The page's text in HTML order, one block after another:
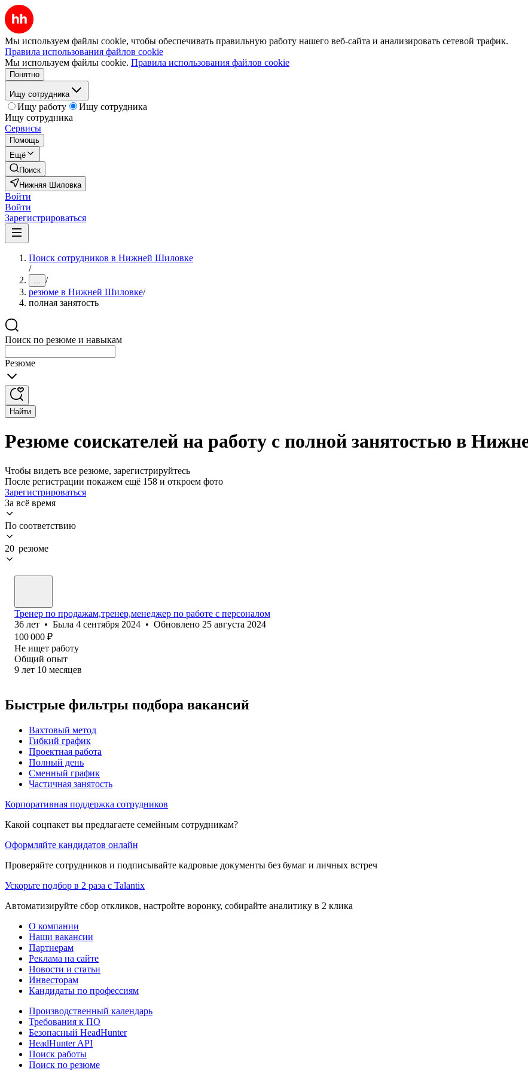
Мы используем файлы cookie, чтобы обеспечивать правильную работу нашего веб-сайта и анализировать сетевой трафик.
Правила использования файлов cookie
Мы используем файлы cookie. Правила использования файлов cookie
Понятно
Ищу сотрудника
Ищу работу
Ищу сотрудника
Ищу сотрудника
Сервисы
Помощь
Ещё
Поиск
Нижняя Шиловка
Войти
Войти
Зарегистрироваться
Поиск сотрудников в Нижней Шиловке
/
... /
резюме в Нижней Шиловке/
полная занятость
Поиск по резюме и навыкам
Резюме
Найти
Резюме соискателей на работу с полной занятостью в
Чтобы видеть все резюме, зарегистрируйтесь
После регистрации покажем ещё 158 и откроем фото
Зарегистрироваться
За всё время
По соответствию
20 резюме
Тренер по продажам,тренер,менеджер по работе с персоналом
36 лет • Была 4 сентября 2024 • Обновлено 25 августа 2024
100 000 ₽
Не ищет работу
Общий опыт
9 лет 10 месяцев
Быстрые фильтры подбора вакансий
Вахтовый метод
Гибкий график
Проектная работа
Полный день
Сменный график
Частичная занятость
Корпоративная поддержка сотрудников
Какой соцпакет вы предлагаете семейным сотрудникам?
Оформляйте кандидатов онлайн
Проверяйте сотрудников и подписывайте кадровые документы без бумаг и личных встреч
Ускорьте подбор в 2 раза с Talantix
Автоматизируйте сбор откликов, настройте воронку, собирайте аналитику в 2 клика
О компании
Наши вакансии
Партнерам
Реклама на сайте
Новости и статьи
Инвесторам
Кандидаты по профессиям
Производственный календарь
Требования к ПО
Безопасный HeadHunter
HeadHunter API
Поиск работы
Поиск по резюме